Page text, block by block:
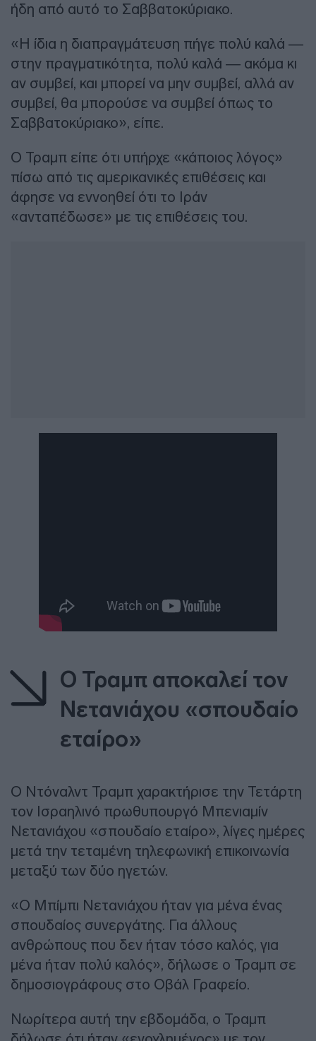
ήδη από αυτό το Σαββατοκύριακο.
«Η ίδια η διαπραγμάτευση πήγε πολύ καλά —
στην πραγματικότητα, πολύ καλά — ακόμα κι
αν συμβεί, και μπορεί να μην συμβεί, αλλά αν
συμβεί, θα μπορούσε να συμβεί όπως το
Σαββατοκύριακο», είπε.
Ο Τραμπ είπε ότι υπήρχε «κάποιος λόγος»
πίσω από τις αμερικανικές επιθέσεις και
άφησε να εννοηθεί ότι το Ιράν
«ανταπέδωσε» με τις επιθέσεις του.
Ο Τραμπ αποκαλεί τον
Νετανιάχου «σπουδαίο
εταίρο»
Ο Ντόναλντ Τραμπ χαρακτήρισε την Τετάρτη
τον Ισραηλινό πρωθυπουργό Μπενιαμίν
Νετανιάχου «σπουδαίο εταίρο», λίγες ημέρες
μετά την τεταμένη τηλεφωνική επικοινωνία
μεταξύ των δύο ηγετών.
«Ο Μπίμπι Νετανιάχου ήταν για μένα ένας
σπουδαίος συνεργάτης. Για άλλους
ανθρώπους που δεν ήταν τόσο καλός, για
μένα ήταν πολύ καλός», δήλωσε ο Τραμπ σε
δημοσιογράφους στο Οβάλ Γραφείο.
Νωρίτερα αυτή την εβδομάδα, ο Τραμπ